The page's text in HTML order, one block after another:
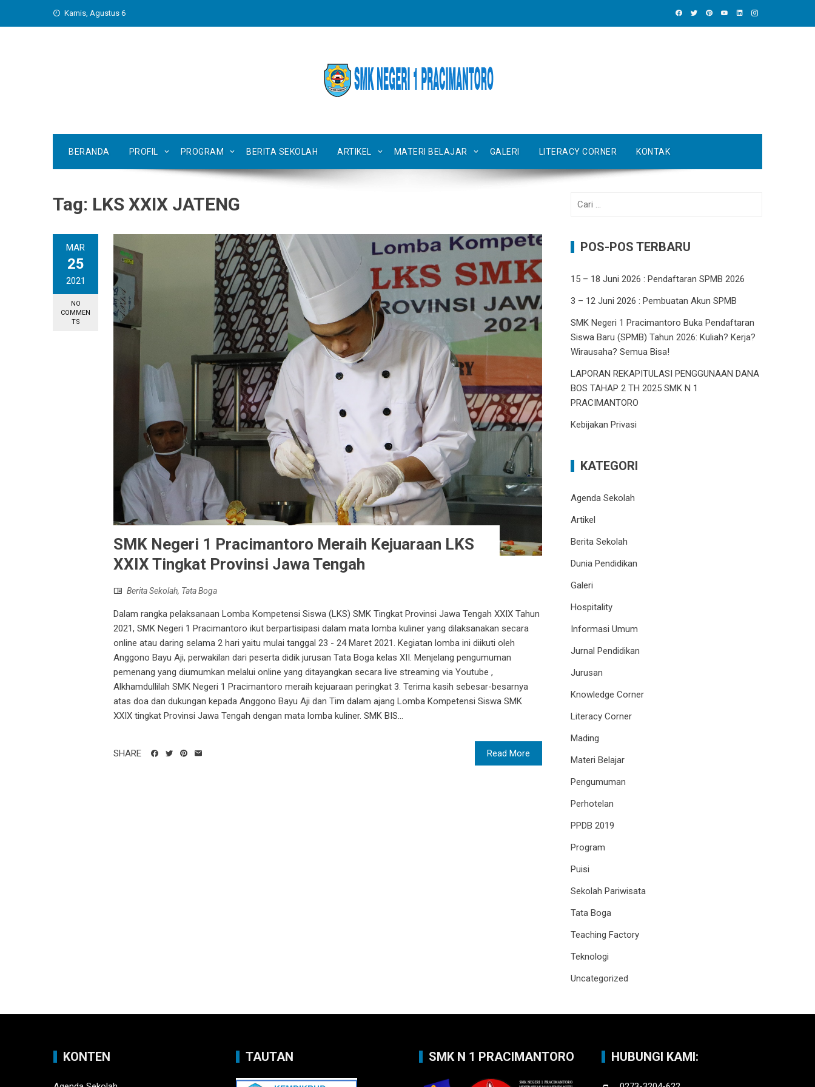
Kamis, Agustus 6
BERANDA PROFIL PROGRAM BERITA SEKOLAH ARTIKEL MATERI BELAJAR GALERI LITERACY CORNER KONTAK
Tag: LKS XXIX JATENG
MAR
25
2021
NO
COMMEN
TS
SMK Negeri 1 Pracimantoro Meraih Kejuaraan LKS
XXIX Tingkat Provinsi Jawa Tengah
Berita Sekolah, Tata Boga
Dalam rangka pelaksanaan Lomba Kompetensi Siswa (LKS) SMK Tingkat Provinsi Jawa Tengah XXIX Tahun
2021, SMK Negeri 1 Pracimantoro ikut berpartisipasi dalam mata lomba kuliner yang dilaksanakan secara
online atau daring selama 2 hari yaitu mulai tanggal 23 - 24 Maret 2021. Kegiatan lomba ini diikuti oleh
Anggono Bayu Aji, perwakilan dari peserta didik jurusan Tata Boga kelas XII. Menjelang pengumuman
pemenang yang diumumkan melalui online yang ditayangkan secara live streaming via Youtube ,
Alkhamdullilah SMK Negeri 1 Pracimantoro meraih kejuaraan peringkat 3. Terima kasih sebesar-besarnya
atas doa dan dukungan kepada Anggono Bayu Aji dan Tim dalam ajang Lomba Kompetensi Siswa SMK
XXIX tingkat Provinsi Jawa Tengah dengan mata lomba kuliner. SMK BIS...
Read More
SHARE
Cari
POS-POS TERBARU
15 – 18 Juni 2026 : Pendaftaran SPMB 2026
3 – 12 Juni 2026 : Pembuatan Akun SPMB
SMK Negeri 1 Pracimantoro Buka Pendaftaran
Siswa Baru (SPMB) Tahun 2026: Kuliah? Kerja?
Wirausaha? Semua Bisa!
LAPORAN REKAPITULASI PENGGUNAAN DANA
BOS TAHAP 2 TH 2025 SMK N 1
PRACIMANTORO
Kebijakan Privasi
KATEGORI
Agenda Sekolah
Artikel
Berita Sekolah
Dunia Pendidikan
Galeri
Hospitality
Informasi Umum
Jurnal Pendidikan
Jurusan
Knowledge Corner
Literacy Corner
Mading
Materi Belajar
Pengumuman
Perhotelan
PPDB 2019
Program
Puisi
Sekolah Pariwisata
Tata Boga
Teaching Factory
Teknologi
Uncategorized
KONTEN TAUTAN SMK N 1 PRACIMANTORO HUBUNGI KAMI: